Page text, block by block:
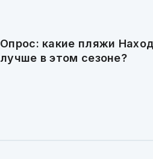
Опрос: какие пляжи
лучше в этом сезоне?